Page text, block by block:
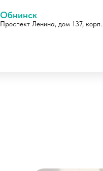
Обнинск
Проспект Ленина, дом 137,